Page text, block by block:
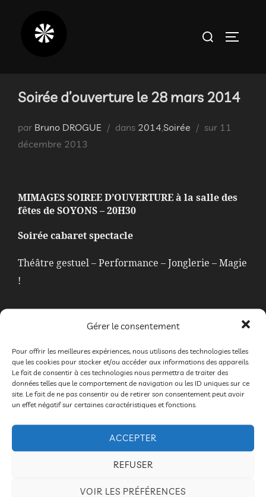
Gérer le consentement
Pour offrir les meilleures expériences, nous utilisons des technologies telles
que les cookies pour stocker et/ou accéder aux informations des appareils.
Le fait de consentir à ces technologies nous permettra de traiter des
données telles que le comportement de navigation ou les ID uniques sur ce
site. Le fait de ne pas consentir ou de retirer son consentement peut avoir
un effet négatif sur certaines caractéristiques et fonctions.
ACCEPTER
REFUSER
VOIR LES PRÉFÉRENCES
Rechercher :
Soirée d’ouverture le 28 mars 2014
par Bruno DROGUE dans 2014,Soirée sur Publié
11
décembre 2013
MIMAGES SOIREE D’OUVERTURE à la salle des
fêtes de SOYONS – 20H30
Soirée cabaret spectacle
Théâtre gestuel – Performance – Jonglerie – Magie
!
Mangano-Massip
Mise en scène et interprétation :Pierre Yves
MassipetSarah Mangano
Compagnie Absolu théâtre :Thierry Nadalini
Le monde de Félix: Détour au cabaret